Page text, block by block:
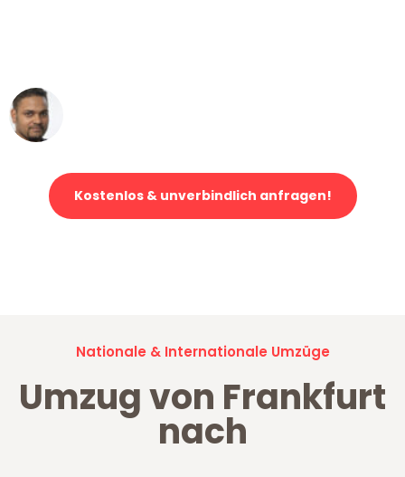
Kostenlos & unverbindlich anfragen!
Nationale & Internationale Umzüge
Umzug von Frankfurt
nach